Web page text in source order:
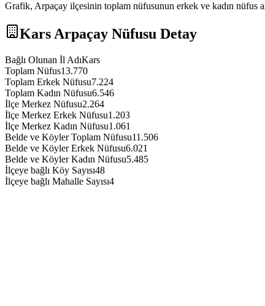
Grafik, Arpaçay ilçesinin toplam nüfusunun erkek ve kadın nüfus
Kars Arpaçay Nüfusu Detay
Bağlı Olunan İl AdıKars
Toplam Nüfus13.770
Toplam Erkek Nüfusu7.224
Toplam Kadın Nüfusu6.546
İlçe Merkez Nüfusu2.264
İlçe Merkez Erkek Nüfusu1.203
İlçe Merkez Kadın Nüfusu1.061
Belde ve Köyler Toplam Nüfusu11.506
Belde ve Köyler Erkek Nüfusu6.021
Belde ve Köyler Kadın Nüfusu5.485
İlçeye bağlı Köy Sayısı48
İlçeye bağlı Mahalle Sayısı4